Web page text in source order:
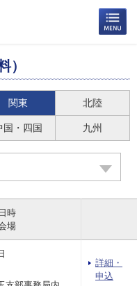
）
関東 北陸
国・四国 九州
日時
場
詳細・
申込